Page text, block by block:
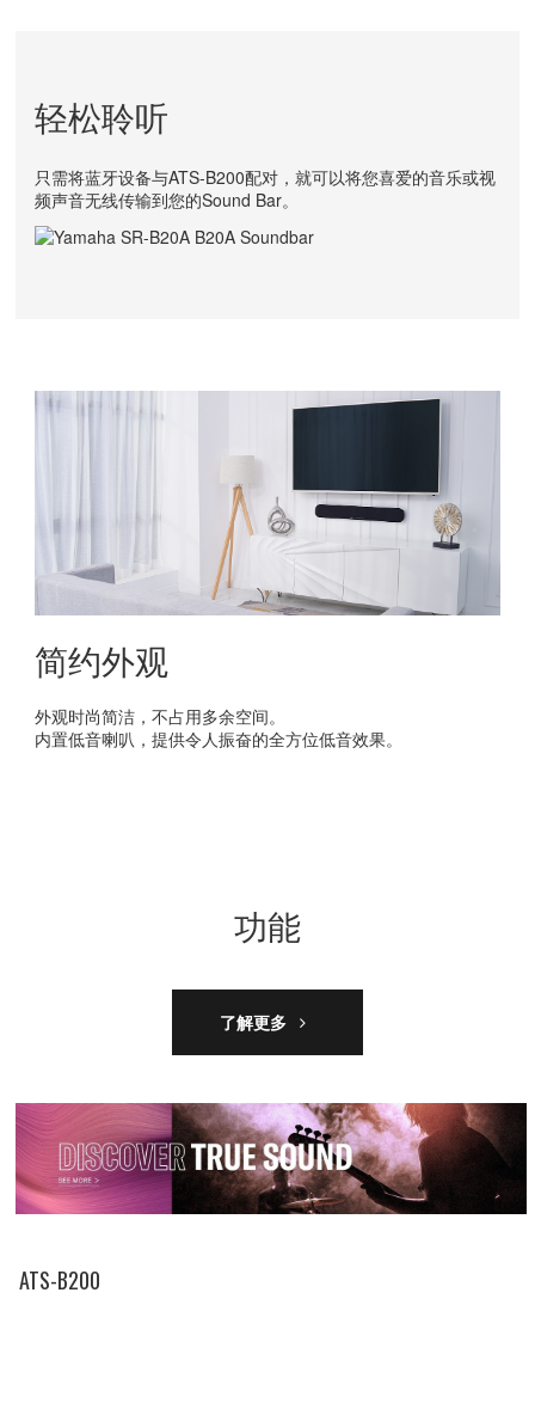
轻松聆听
只需将蓝牙设备与ATS-B200配对，就可以将您喜爱的音乐或视
频声音无线传输到您的Sound Bar。
简约外观
外观时尚简洁，不占用多余空间。
内置低音喇叭，提供令人振奋的全方位低音效果。
功能
了解更多
ATS-B200